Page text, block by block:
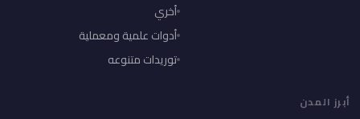
أخري
أدوات علمية ومعملية
توريدات متنوعه
أبرز المدن